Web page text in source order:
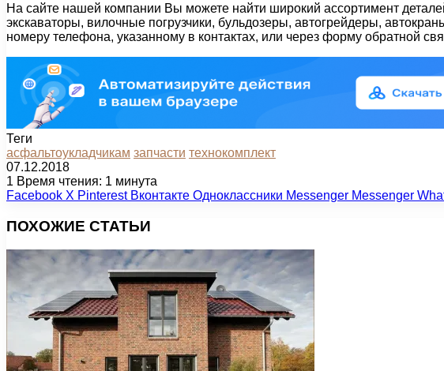
На сайте нашей компании Вы можете найти широкий ассортимент
экскаваторы, вилочные погрузчики, бульдозеры, автогрейдеры,
номеру телефона, указанному в контактах, или через форму обратной
Теги
асфальтоукладчикам запчасти технокомплект
07.12.2018
1 Время чтения: 1 минута
Facebook X Pinterest Вконтакте Одноклассники Messenger Messenger
ПОХОЖИЕ СТАТЬИ